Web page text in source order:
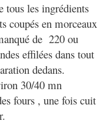
tous les ingrédients
coupés en morceaux
de 220 ou
effilées dans tout
dedans.
30/40 mn
fours , une fois cuit